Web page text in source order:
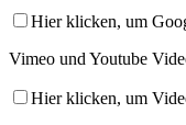
Hier klicken, um
Vimeo und Youtube
Hier klicken, um